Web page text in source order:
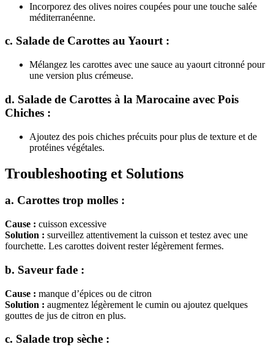
Incorporez des olives noires coupées pour une touche salée
méditerranéenne.
c. Salade de Carottes au Yaourt :
Mélangez les carottes avec une sauce au yaourt citronné pour
une version plus crémeuse.
d. Salade de Carottes à la Marocaine avec Pois
Chiches :
Ajoutez des pois chiches précuits pour plus de texture et de
protéines végétales.
Troubleshooting et Solutions
a. Carottes trop molles :
Cause : cuisson excessive
Solution : surveillez attentivement la cuisson et testez avec une
fourchette. Les carottes doivent rester légèrement fermes.
b. Saveur fade :
Cause : manque d’épices ou de citron
Solution : augmentez légèrement le cumin ou ajoutez quelques
gouttes de jus de citron en plus.
c. Salade trop sèche :